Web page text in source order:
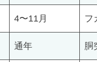
4〜11月 フ
通年 胴